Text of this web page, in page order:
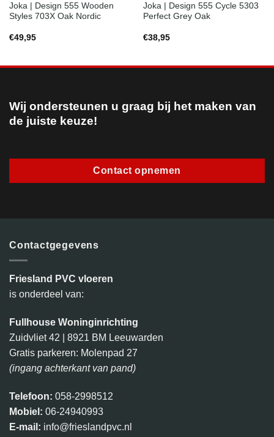
Joka | Design 555 Wooden
Styles 703X Oak Nordic
€49,95
Joka | Design 555 Cycle 5303
Perfect Grey Oak
€38,95
Wij ondersteunen u graag bij het maken van
de juiste keuze!
Contact opnemen
Contactgegevens
Friesland PVC vloeren
is onderdeel van:
Fullhouse Woninginrichting
Zuidvliet 42 | 8921 BM Leeuwarden
Gratis parkeren: Molenpad 27
(ingang achterkant van pand)
Telefoon: 058-2998512
Mobiel: 06-24940993
E-mail: info@frieslandpvc.nl